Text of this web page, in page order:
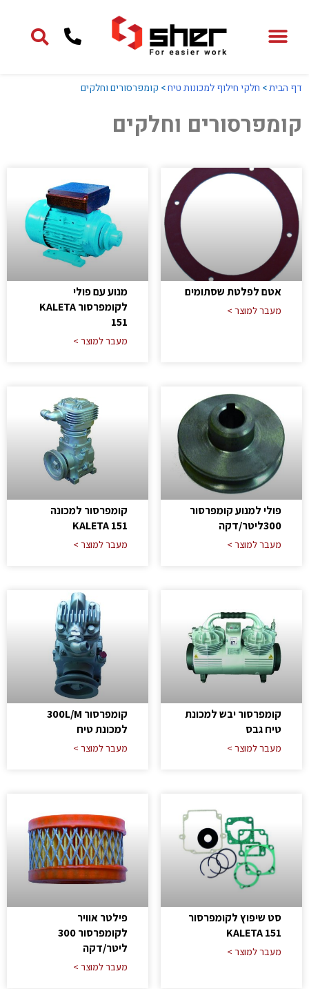
דף הבית> חלקי חילוף למכונות טיח> קומפרסורים וחלקים
קומפרסורים וחלקים
אטם לפלטת שסתומים
מעבר למוצר >
מנוע עם פולי
לקומפרסור KALETA
151
מעבר למוצר >
פולי למנוע קומפרסור
300ליטר/דקה
מעבר למוצר >
קומפרסור למכונה
KALETA 151
מעבר למוצר >
קומפרסור יבש למכונת
טיח גבס
מעבר למוצר >
קומפרסור 300L/M
למכונת טיח
מעבר למוצר >
סט שיפוץ לקומפרסור
KALETA 151
מעבר למוצר >
פילטר אוויר
לקומפרסור 300
ליטר/דקה
מעבר למוצר >